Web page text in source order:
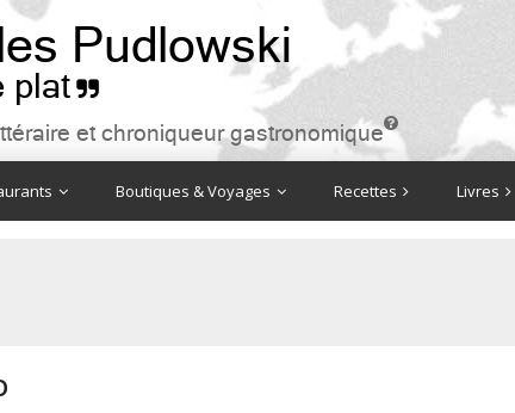
Pudlowski
plat 
et chroniqueur gastronomique

Boutiques & Voyages Recettes Livres